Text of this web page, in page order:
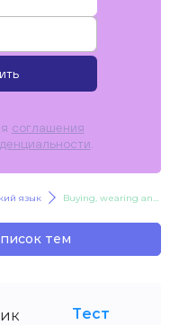
соглашения
язык Buying, wearing and caring for clothes
тем
Тест